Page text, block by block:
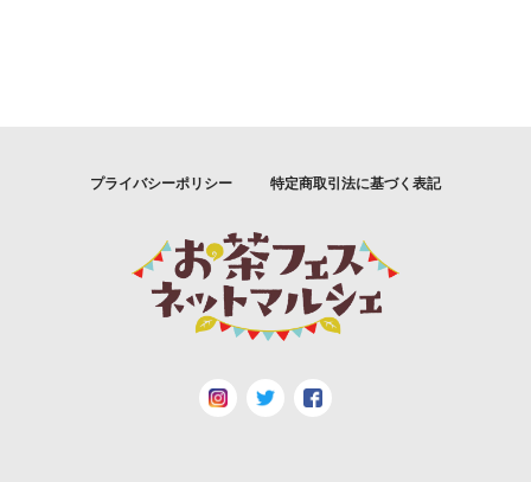
プライバシーポリシー 特定商取引法に基づく表記